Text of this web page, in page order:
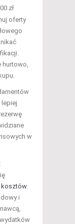
zł
oferty
hurtowo,
w
kosztów.
i